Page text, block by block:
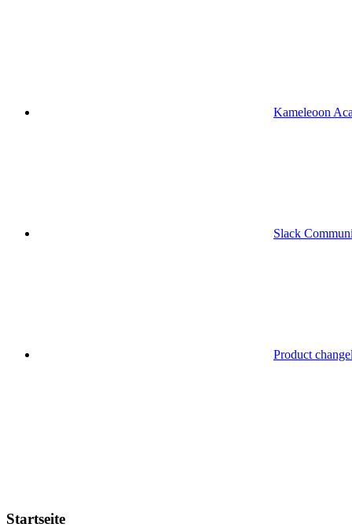
Kameleoon
Slack
Product
Startseite